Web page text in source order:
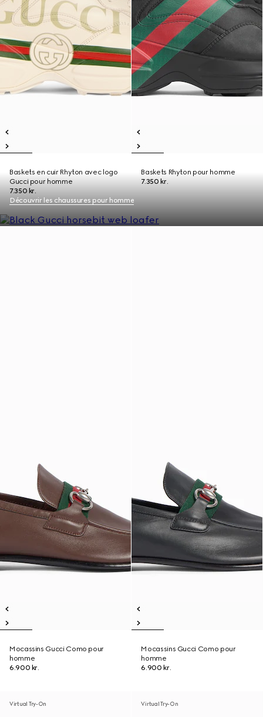
Baskets en cuir Rhyton avec logo
Gucci pour homme
7.350 kr.
Baskets Rhyton pour homme
7.350 kr.
Découvrir les chaussures pour homme
Mocassins Gucci Como pour
homme
6.900 kr.
Mocassins Gucci Como pour
homme
6.900 kr.
Virtual Try-On Virtual Try-On